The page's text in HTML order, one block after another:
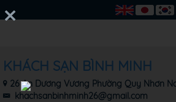
KHÁCH SẠN BÌNH MINH
26 An Dương Vương Phường Quy Nhơn
khachsanbinhminh26@gmail.com